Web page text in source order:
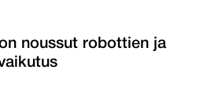
noussut robottien ja